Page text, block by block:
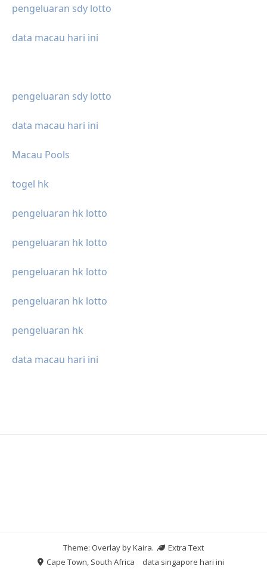
pengeluaran sdy lotto
data macau hari ini
pengeluaran sdy lotto
data macau hari ini
Macau Pools
togel hk
pengeluaran hk lotto
pengeluaran hk lotto
pengeluaran hk lotto
pengeluaran hk lotto
pengeluaran hk
data macau hari ini
Theme: Overlay byKaira.
Extra Text
Cape Town, South Africa
data singapore hari ini